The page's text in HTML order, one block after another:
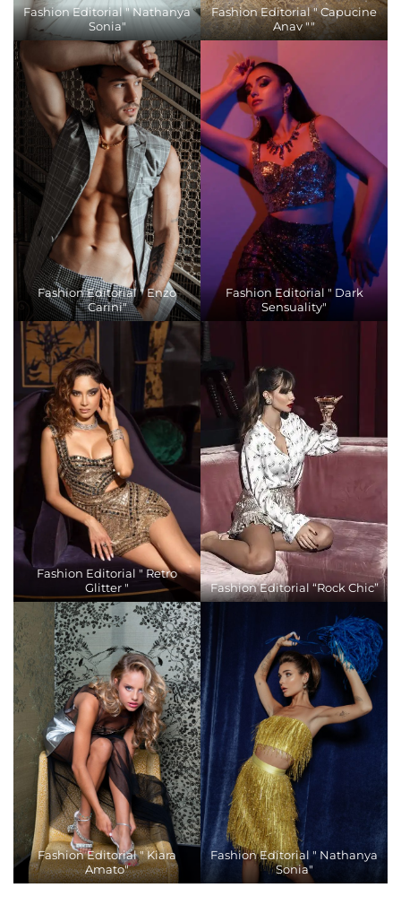
Fashion Editorial " Nathanya
Sonia"
Fashion Editorial " Capucine
Anav ""
Fashion Editorial " Enzo
Carini"
Fashion Editorial " Dark
Sensuality"
Fashion Editorial " Retro
Glitter "
Fashion Editorial “Rock Chic”
Fashion Editorial " Kiara
Amato"
Fashion Editorial " Nathanya
Sonia"